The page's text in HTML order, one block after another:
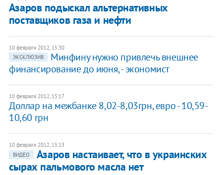
Азаров подыскал альтернативных
поставщиков газа и нефти
10 февраля 2012, 15:30
ЭКСКЛЮЗИВ
Минфину нужно привлечь внешнее
финансирование до июня, - экономист
10 февраля 2012, 15:17
Доллар на межбанке 8,02-8,03грн, евро - 10,59-
10,60 грн
10 февраля 2012, 15:13
ВИДЕО
Азаров настаивает, что в украинских
сырах пальмового масла нет